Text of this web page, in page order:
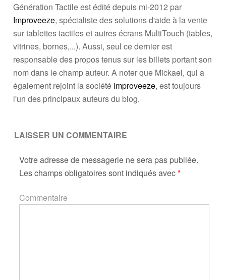
Génération Tactile est édité depuis mi-2012 par
Improveeze, spécialiste des solutions d'aide à la vente
sur tablettes tactiles et autres écrans MultiTouch (tables,
vitrines, bornes,...). Aussi, seul ce dernier est
responsable des propos tenus sur les billets portant son
nom dans le champ auteur. A noter que Mickael, qui a
également rejoint la société Improveeze, est toujours
l'un des principaux auteurs du blog.
LAISSER UN COMMENTAIRE
Votre adresse de messagerie ne sera pas publiée.
Les champs obligatoires sont indiqués avec*
Commentaire